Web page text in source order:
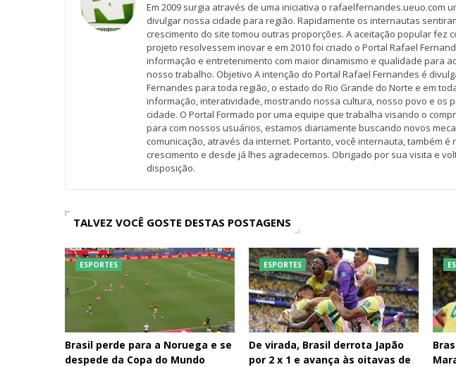
Em 2009 surgia através de uma iniciativa o rafaelfernandes.ueuo.com
divulgar nossa cidade para região. Rapidamente os internautas
crescimento do site tomou outras proporções. A aceitação popular fez
projeto resolvessem inovar e em 2010 foi criado o Portal Rafael
informação e entretenimento com maior dinamismo e qualidade para
nosso trabalho. Objetivo A intenção do Portal Rafael Fernandes é
Fernandes para toda região, o estado do Rio Grande do Norte e em
informação, interatividade, mostrando nossa cultura, nosso povo e os
cidade. O Portal Formado por uma equipe que trabalha visando o
para com nossos usuários, estamos diariamente buscando novos
comunicação, através da internet. Portanto, você internauta, também
crescimento e desde já lhes agradecemos. Obrigado por sua visita e
disposição.
TALVEZ VOCÊ GOSTE DESTAS POSTAGENS
ESPORTES
Brasil perde para a Noruega e se
despede da Copa do Mundo
ESPORTES
De virada, Brasil derrota Japão
por 2 x 1 e avança às oitavas de